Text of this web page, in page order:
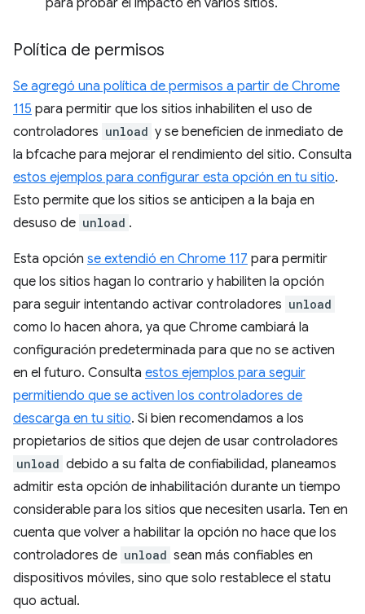
para probar el impacto en varios sitios.
Política de permisos
Se agregó una política de permisos a partir de Chrome
115 para permitir que los sitios inhabiliten el uso de
controladores unload y se beneficien de inmediato de
la bfcache para mejorar el rendimiento del sitio. Consulta
estos ejemplos para configurar esta opción en tu sitio.
Esto permite que los sitios se anticipen a la baja en
desuso de unload .
Esta opción se extendió en Chrome 117 para permitir
que los sitios hagan lo contrario y habiliten la opción
para seguir intentando activar controladores unload
como lo hacen ahora, ya que Chrome cambiará la
configuración predeterminada para que no se activen
en el futuro. Consulta estos ejemplos para seguir
permitiendo que se activen los controladores de
descarga en tu sitio. Si bien recomendamos a los
propietarios de sitios que dejen de usar controladores
unload debido a su falta de confiabilidad, planeamos
admitir esta opción de inhabilitación durante un tiempo
considerable para los sitios que necesiten usarla. Ten en
cuenta que volver a habilitar la opción no hace que los
controladores de unload sean más confiables en
dispositivos móviles, sino que solo restablece el statu
quo actual.